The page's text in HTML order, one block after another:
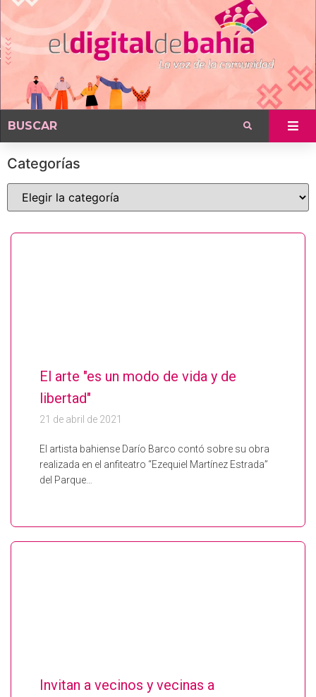
Categorías
El arte "es un modo de vida y de
libertad"
21 de abril de 2021
El artista bahiense Darío Barco contó sobre su obra
realizada en el anfiteatro “Ezequiel Martínez Estrada”
del Parque…
Invitan a vecinos y vecinas a